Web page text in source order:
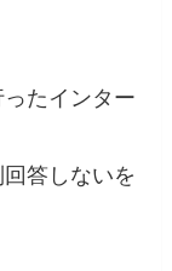
たインター
答しないを